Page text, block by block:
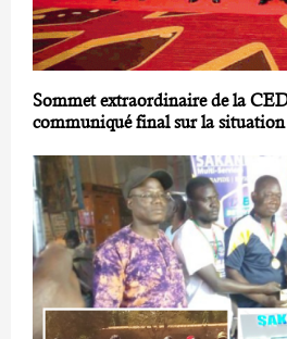
Sommet extraordinaire de la
communiqué final sur la